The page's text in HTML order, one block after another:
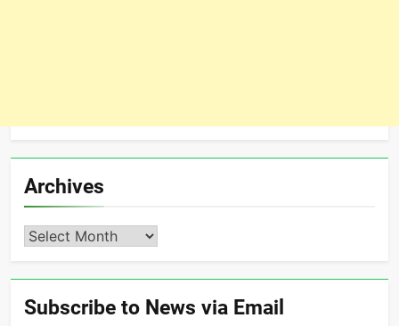
Archives
Archives
Subscribe to News via Email